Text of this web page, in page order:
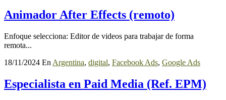
Animador After Effects (remoto)
Enfoque selecciona: Editor de videos para trabajar de forma
remota...
18/11/2024 En Argentina, digital, Facebook Ads, Google Ads
Especialista en Paid Media (Ref. EPM)